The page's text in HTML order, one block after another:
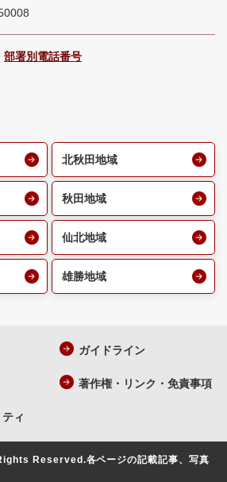
部署別電話番号
北秋田地域
秋田地域
仙北地域
雄勝地域
ガイドライン
著作権・リンク・免責事項
ィ
Reserved.各ページの記載記事、写真